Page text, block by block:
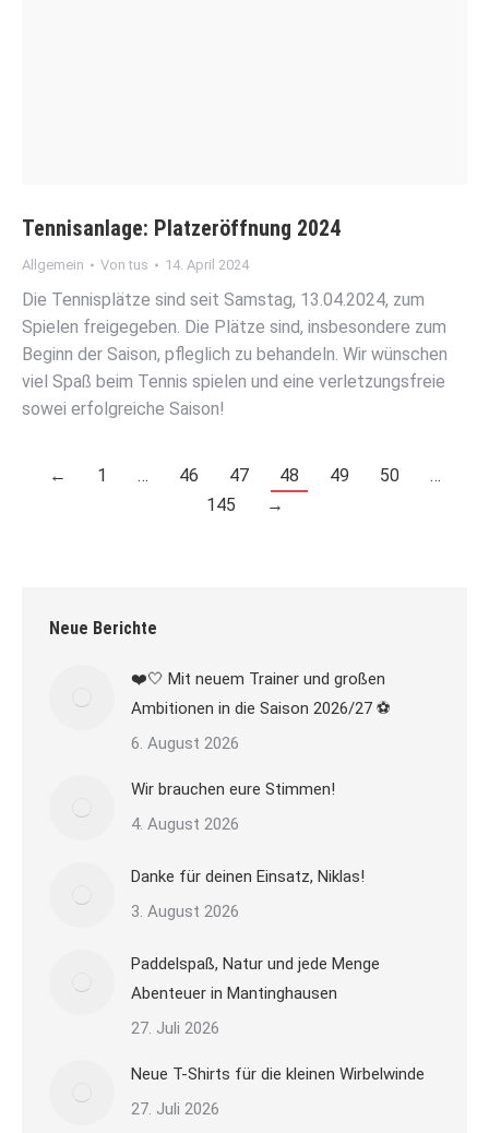
Tennisanlage: Platzeröffnung 2024
Allgemein Vontus 14. April 2024
Die Tennisplätze sind seit Samstag, 13.04.2024, zum
Spielen freigegeben. Die Plätze sind, insbesondere zum
Beginn der Saison, pfleglich zu behandeln. Wir wünschen
viel Spaß beim Tennis spielen und eine verletzungsfreie
sowei erfolgreiche Saison!
← 1 … 46 47 48 49 50
…
145
→
Neue Berichte
❤️🤍 Mit neuem Trainer und großen
Ambitionen in die Saison 2026/27 ⚽
6. August 2026
Wir brauchen eure Stimmen!
4. August 2026
Danke für deinen Einsatz, Niklas!
3. August 2026
Paddelspaß, Natur und jede Menge
Abenteuer in Mantinghausen
27. Juli 2026
Neue T-Shirts für die kleinen Wirbelwinde
27. Juli 2026